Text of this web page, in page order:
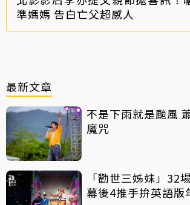
準媽媽 告白亡父超感人
最新文章
不是下雨就是颱風
魔咒
「勸世三姊妹」32
幕後4推手拚英語版